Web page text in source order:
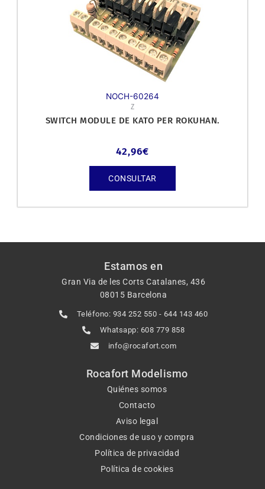
NOCH-60264
Z
SWITCH MODULE DE KATO PER ROKUHAN.
42,96€
CONSULTAR
Estamos en
Gran Via de les Corts Catalanes, 436
08015 Barcelona
Teléfono: 934 252 550 - 644 143 460
Whatsapp: 608 779 858
info@rocafort.com
Rocafort Modelismo
Quiénes somos
Contacto
Aviso legal
Condiciones de uso y compra
Política de privacidad
Política de cookies